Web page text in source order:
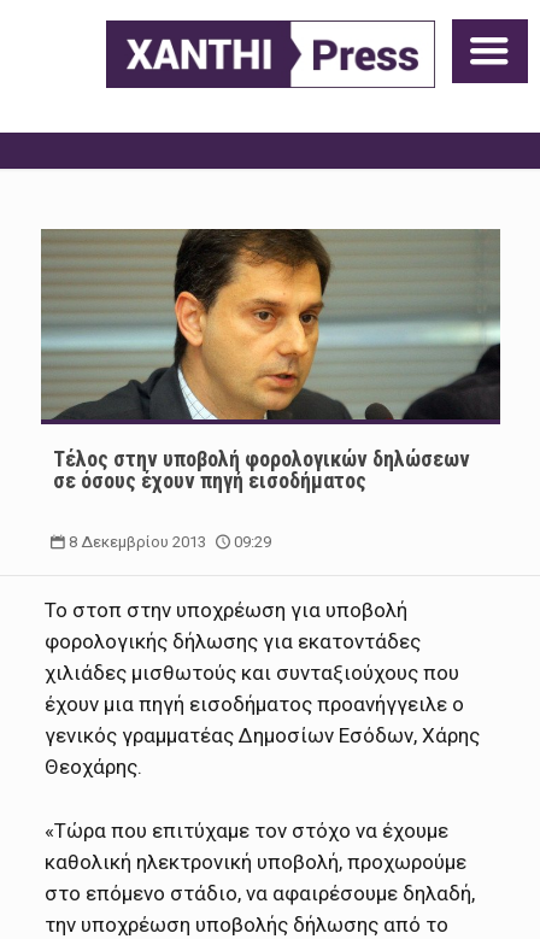
Τέλος στην υποβολή φορολογικών δηλώσεων
σε όσους έχουν πηγή εισοδήματος
8 Δεκεμβρίου 2013 09:29
Το στοπ στην υποχρέωση για υποβολή
φορολογικής δήλωσης για εκατοντάδες
χιλιάδες μισθωτούς και συνταξιούχους που
έχουν μια πηγή εισοδήματος προανήγγειλε ο
γενικός γραμματέας Δημοσίων Εσόδων, Χάρης
Θεοχάρης.
«Τώρα που επιτύχαμε τον στόχο να έχουμε
καθολική ηλεκτρονική υποβολή, προχωρούμε
στο επόμενο στάδιο, να αφαιρέσουμε δηλαδή,
την υποχρέωση υποβολής δήλωσης από το